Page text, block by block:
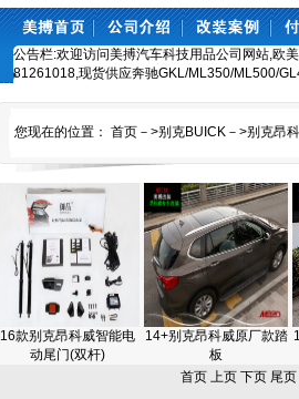
公告栏:欢迎访问美搏汽车科技用品公司网站,欧
81261018,现货供应奔驰GKL/ML350/ML500/
您现在的位置： 首页 －>别克BUICK －>别克昂
16款别克昂科威智能电
动尾门(双杆)
14+别克昂科威原厂款踏
板
首页 上页 下页 尾